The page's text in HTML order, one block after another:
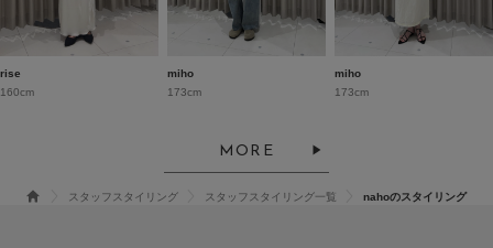
rise
160cm
miho
173cm
miho
173cm
MORE
スタッフスタイリング スタッフスタイリング一覧 nahoのスタイリング